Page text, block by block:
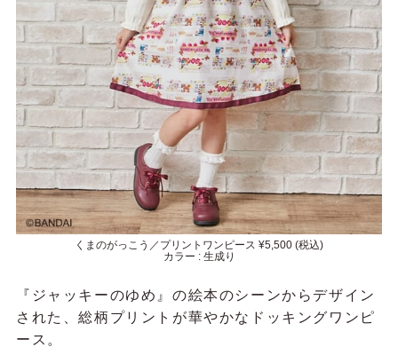
くまのがっこう／プリントワンピース ¥5,500 (税込)
カラー : 生成り
『ジャッキーのゆめ』の絵本のシーンからデザイン
された、総柄プリントが華やかなドッキングワンピ
ース。